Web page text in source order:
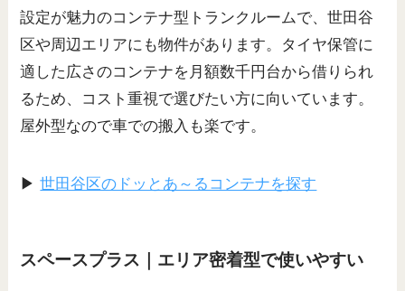
設定が魅力のコンテナ型トランクルームで、世田谷
区や周辺エリアにも物件があります。タイヤ保管に
適した広さのコンテナを月額数千円台から借りられ
るため、コスト重視で選びたい方に向いています。
屋外型なので車での搬入も楽です。
▶世田谷区のドッとあ～るコンテナを探す
スペースプラス｜エリア密着型で使いやすい